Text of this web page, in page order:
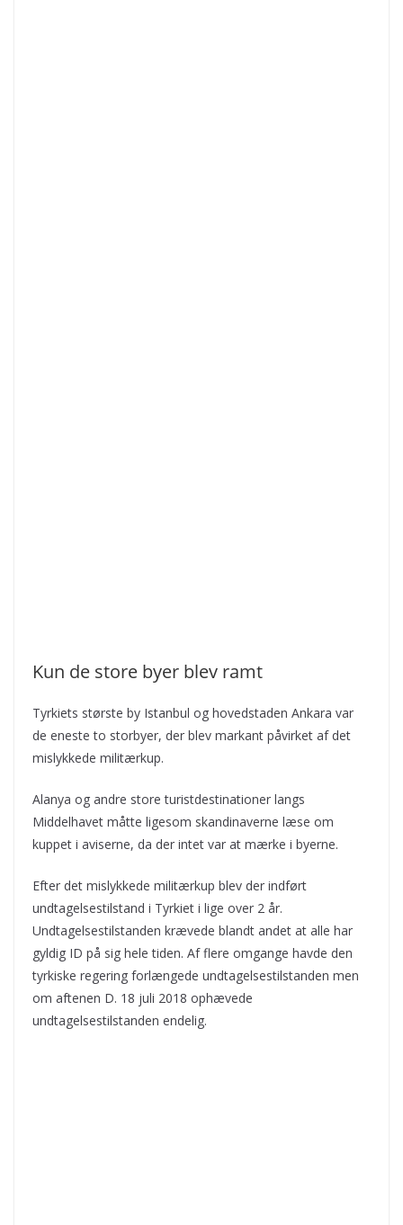
Kun de store byer blev ramt
Tyrkiets største by Istanbul og hovedstaden Ankara var
de eneste to storbyer, der blev markant påvirket af det
mislykkede militærkup.
Alanya og andre store turistdestinationer langs
Middelhavet måtte ligesom skandinaverne læse om
kuppet i aviserne, da der intet var at mærke i byerne.
Efter det mislykkede militærkup blev der indført
undtagelsestilstand i Tyrkiet i lige over 2 år.
Undtagelsestilstanden krævede blandt andet at alle har
gyldig ID på sig hele tiden. Af flere omgange havde den
tyrkiske regering forlængede undtagelsestilstanden men
om aftenen D. 18 juli 2018 ophævede
undtagelsestilstanden endelig.